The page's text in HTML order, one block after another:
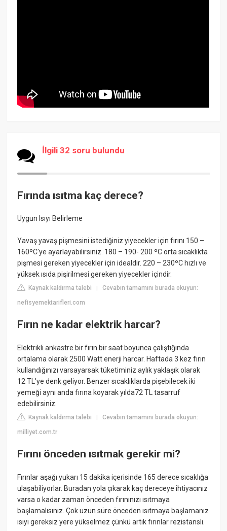
İlgili 32 soru bulundu
Fırında ısıtma kaç derece?
Uygun Isıyı Belirleme
Yavaş yavaş pişmesini istediğiniz yiyecekler için fırını 150 –
160ºC'ye ayarlayabilirsiniz. 180 – 190- 200 ºC orta sıcaklıkta
pişmesi gereken yiyecekler için idealdir. 220 – 230ºC hızlı ve
yüksek ısıda pişirilmesi gereken yiyecekler içindir.
Kaynak kaldırma talebi |Cevabın tamamını burada okuyun:
nefisyemektarifleri.com
Fırın ne kadar elektrik harcar?
Elektrikli ankastre bir fırın bir saat boyunca çalıştığında
ortalama olarak 2500 Watt enerji harcar. Haftada 3 kez fırın
kullandığınızı varsayarsak tüketiminiz aylık yaklaşık olarak
12 TL'ye denk geliyor. Benzer sıcaklıklarda pişebilecek iki
yemeği aynı anda fırına koyarak yılda72 TL tasarruf
edebilirsiniz.
Kaynak kaldırma talebi |Cevabın tamamını burada okuyun:
milliyet.com.tr
Fırını önceden ısıtmak gerekir mi?
Fırınlar aşağı yukarı 15 dakika içerisinde 165 derece sıcaklığa
ulaşabiliyorlar. Buradan yola çıkarak kaç dereceye ihtiyacınız
varsa o kadar zaman önceden fırınınızı ısıtmaya
başlamalısınız. Çok uzun süre önceden ısıtmaya başlamanız
ısıyı gereksiz yere yükselmez çünkü artık fırınlar rezistanslı.